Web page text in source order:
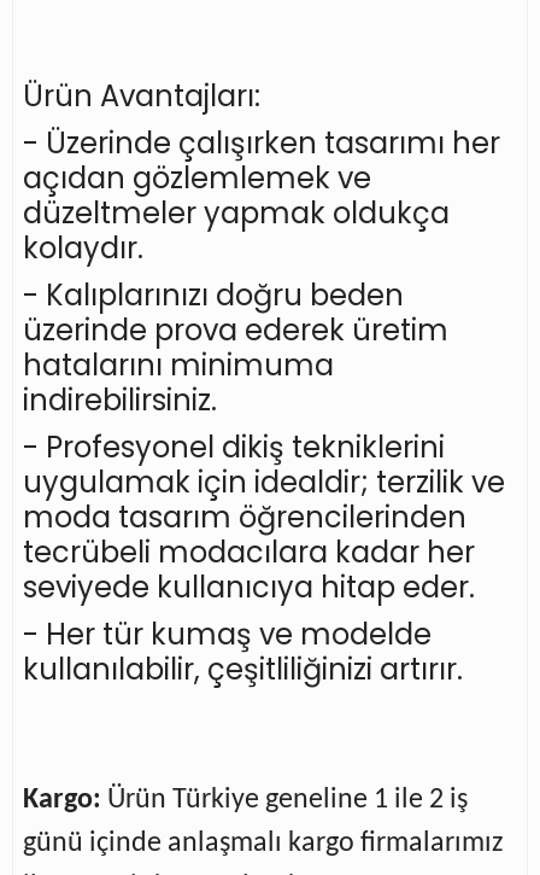
Ürün Avantajları:
- Üzerinde çalışırken tasarımı her
açıdan gözlemlemek ve
düzeltmeler yapmak oldukça
kolaydır.
- Kalıplarınızı doğru beden
üzerinde prova ederek üretim
hatalarını minimuma
indirebilirsiniz.
- Profesyonel dikiş tekniklerini
uygulamak için idealdir; terzilik ve
moda tasarım öğrencilerinden
tecrübeli modacılara kadar her
seviyede kullanıcıya hitap eder.
- Her tür kumaş ve modelde
kullanılabilir, çeşitliliğinizi artırır.
Kargo: Ürün Türkiye geneline 1 ile 2 iş
günü içinde anlaşmalı kargo firmalarımız